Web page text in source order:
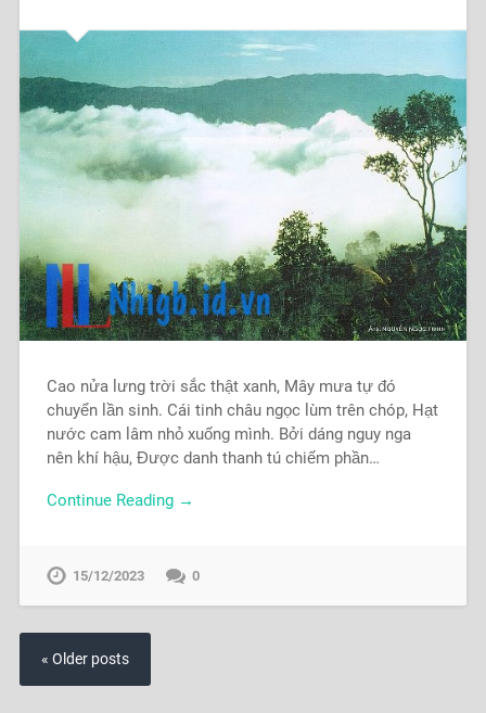
Cao nửa lưng trời sắc thật xanh, Mây mưa tự đó
chuyển lần sinh. Cái tinh châu ngọc lùm trên chóp, Hạt
nước cam lâm nhỏ xuống mình. Bởi dáng nguy nga
nên khí hậu, Được danh thanh tú chiếm phần…
Continue Reading →
15/12/2023 0
« Older posts